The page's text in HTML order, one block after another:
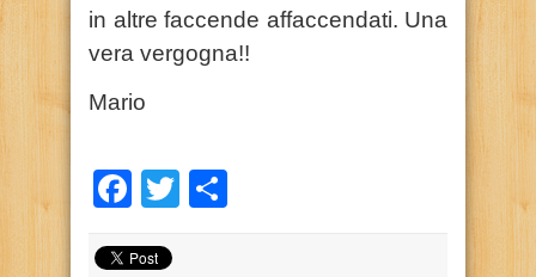
in altre faccende affaccendati. Una
vera vergogna!!
Mario
Facebook
Twitter